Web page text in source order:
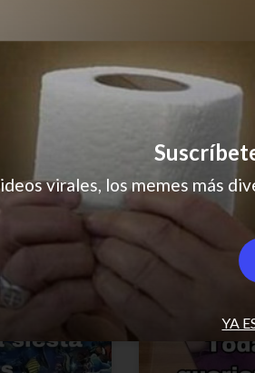
El horror
YA
virales, los memes más